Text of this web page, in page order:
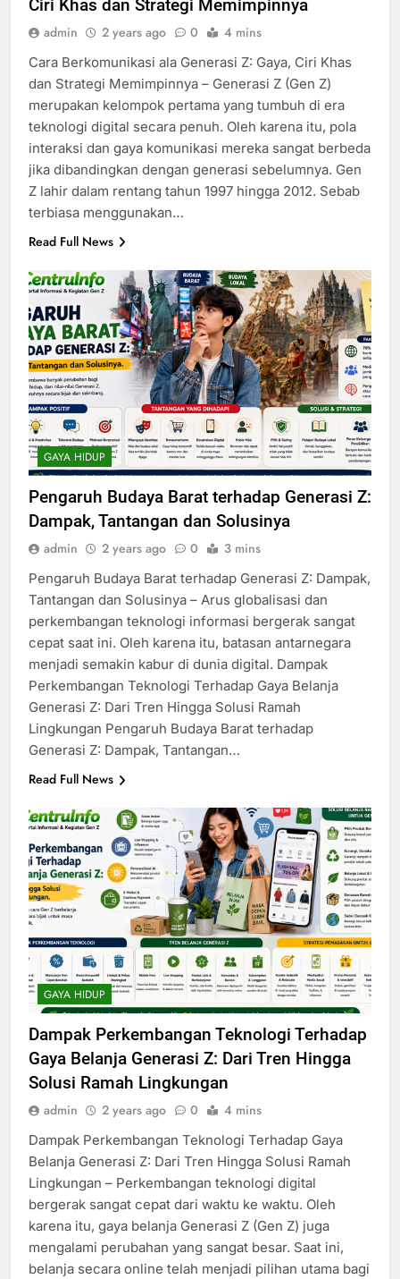
Ciri Khas dan Strategi Memimpinnya
admin 2 years ago 0 4 mins
Cara Berkomunikasi ala Generasi Z: Gaya, Ciri Khas
dan Strategi Memimpinnya – Generasi Z (Gen Z)
merupakan kelompok pertama yang tumbuh di era
teknologi digital secara penuh. Oleh karena itu, pola
interaksi dan gaya komunikasi mereka sangat berbeda
jika dibandingkan dengan generasi sebelumnya. Gen
Z lahir dalam rentang tahun 1997 hingga 2012. Sebab
terbiasa menggunakan…
Read Full News
GAYA HIDUP
Pengaruh Budaya Barat terhadap Generasi Z:
Dampak, Tantangan dan Solusinya
admin 2 years ago 0 3 mins
Pengaruh Budaya Barat terhadap Generasi Z: Dampak,
Tantangan dan Solusinya – Arus globalisasi dan
perkembangan teknologi informasi bergerak sangat
cepat saat ini. Oleh karena itu, batasan antarnegara
menjadi semakin kabur di dunia digital. Dampak
Perkembangan Teknologi Terhadap Gaya Belanja
Generasi Z: Dari Tren Hingga Solusi Ramah
Lingkungan Pengaruh Budaya Barat terhadap
Generasi Z: Dampak, Tantangan…
Read Full News
GAYA HIDUP
Dampak Perkembangan Teknologi Terhadap
Gaya Belanja Generasi Z: Dari Tren Hingga
Solusi Ramah Lingkungan
admin 2 years ago 0 4 mins
Dampak Perkembangan Teknologi Terhadap Gaya
Belanja Generasi Z: Dari Tren Hingga Solusi Ramah
Lingkungan – Perkembangan teknologi digital
bergerak sangat cepat dari waktu ke waktu. Oleh
karena itu, gaya belanja Generasi Z (Gen Z) juga
mengalami perubahan yang sangat besar. Saat ini,
belanja secara online telah menjadi pilihan utama bagi